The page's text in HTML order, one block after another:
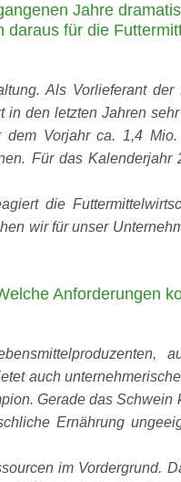
Jahre
für die
Als Vorlieferant
den letzten Jahren
Vorjahr ca. 1,4
Für das
die
wir für unser
Anforderungen
auch
Gerade das
Ernährung
im Vordergrund.